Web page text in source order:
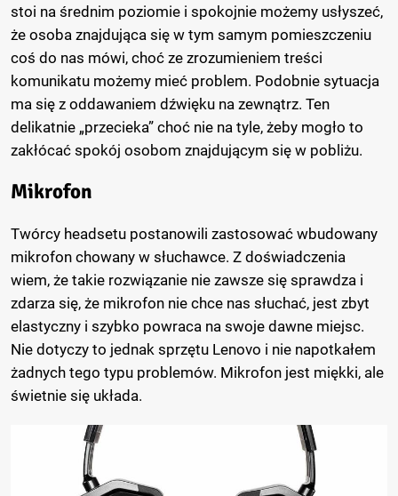
stoi na średnim poziomie i spokojnie możemy usłyszeć,
że osoba znajdująca się w tym samym pomieszczeniu
coś do nas mówi, choć ze zrozumieniem treści
komunikatu możemy mieć problem. Podobnie sytuacja
ma się z oddawaniem dźwięku na zewnątrz. Ten
delikatnie „przecieka” choć nie na tyle, żeby mogło to
zakłócać spokój osobom znajdującym się w pobliżu.
Mikrofon
Twórcy headsetu postanowili zastosować wbudowany
mikrofon chowany w słuchawce. Z doświadczenia
wiem, że takie rozwiązanie nie zawsze się sprawdza i
zdarza się, że mikrofon nie chce nas słuchać, jest zbyt
elastyczny i szybko powraca na swoje dawne miejsc.
Nie dotyczy to jednak sprzętu Lenovo i nie napotkałem
żadnych tego typu problemów. Mikrofon jest miękki, ale
świetnie się układa.